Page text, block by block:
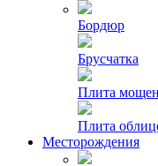
Бордюр
Брусчатка
Плита
Плита
Месторождения